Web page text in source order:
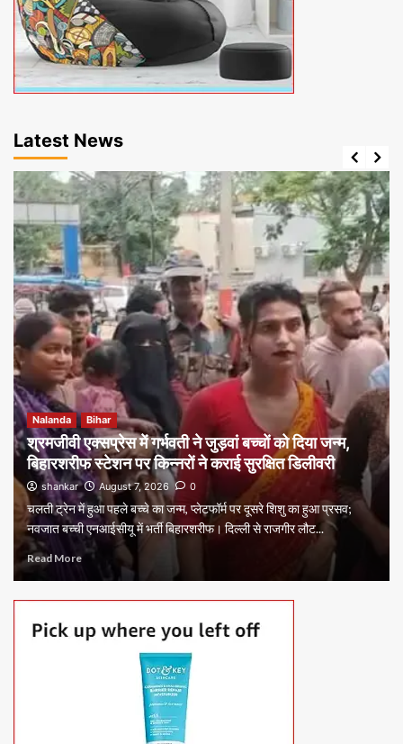
Latest News
Nalanda Bihar
श्रमजीवी एक्सप्रेस में गर्भवती ने जुड़वां बच्चों को दिया जन्म,
बिहारशरीफ स्टेशन पर किन्नरों ने कराई सुरक्षित डिलीवरी
shankar August 7, 2026 0
चलती ट्रेन में हुआ पहले बच्चे का जन्म, प्लेटफॉर्म पर दूसरे शिशु का हुआ प्रसव;
नवजात बच्ची एनआईसीयू में भर्ती बिहारशरीफ। दिल्ली से राजगीर लौट...
Read More